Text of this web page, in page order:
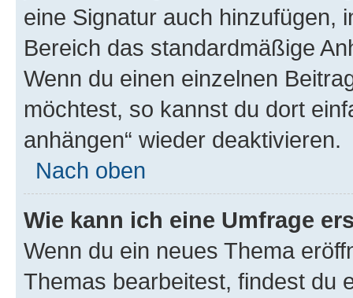
eine Signatur auch hinzufügen,
Bereich das standardmäßige
Wenn du einen einzelnen
möchtest, so kannst du dort
anhängen“ wieder deaktivieren.
Nach oben
Wie kann ich eine Umfrage
Wenn du ein neues Thema
Themas bearbeitest, findest du